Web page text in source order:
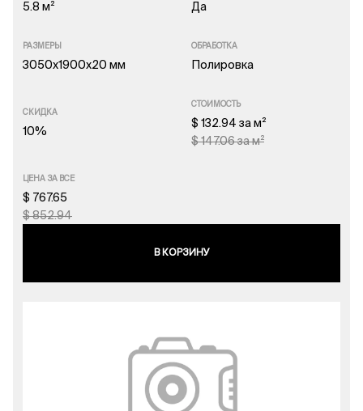
5.8 м² Да
РАЗМЕРЫ
3050x1900x20 мм
ОБРАБОТКА
Полировка
СКИДКА
10%
СТОИМОСТЬ
$ 132.94 за м²
$ 147.06 за м²
ЦЕНА ЗА ВСЕ
$ 767.65
$ 852.94
В КОРЗИНУ